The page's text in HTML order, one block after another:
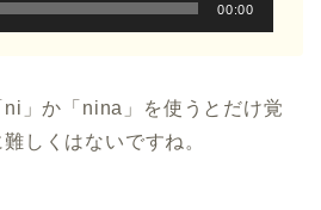
00:00
ni」か「nina」を使うとだけ覚
しくはないですね。